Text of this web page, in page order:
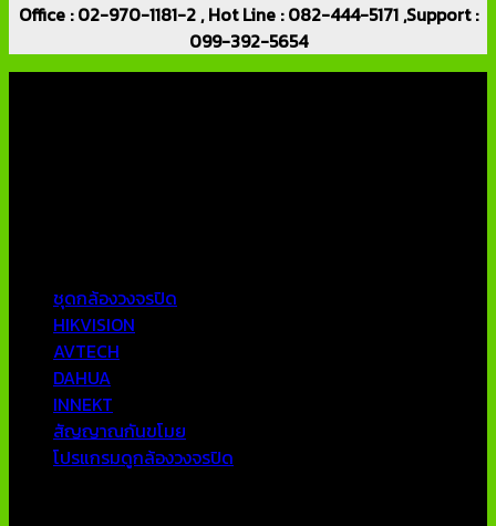
Office : 02-970-1181-2 , Hot Line : 082-444-5171 ,Support :
099-392-5654
ชุดกล้องวงจรปิด
HIKVISION
AVTECH
DAHUA
INNEKT
สัญญาณกันขโมย
โปรแกรมดูกล้องวงจรปิด